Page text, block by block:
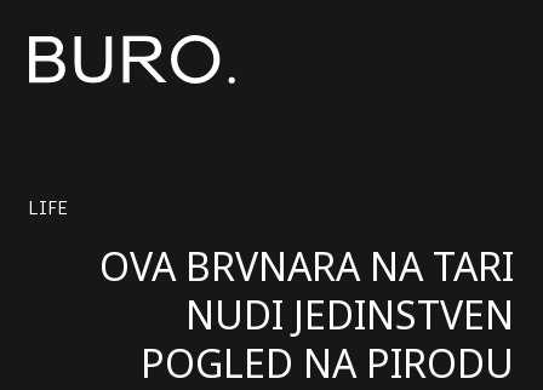
LIFE
OVA BRVNARA NA TARI
NUDI JEDINSTVEN
POGLED NA PIRODU